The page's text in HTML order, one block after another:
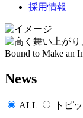
採用情報
News
ALL トピ